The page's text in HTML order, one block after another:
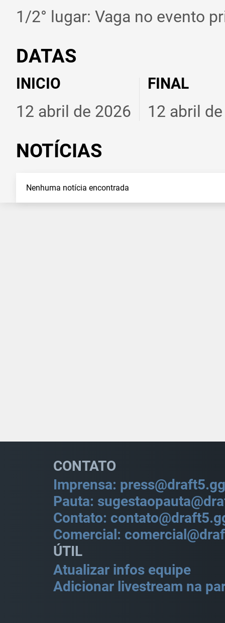
1/2° lugar: Vaga no evento
DATAS
INICIO
12 abril de 2026
FINAL
12 abril
NOTÍCIAS
Nenhuma notícia encontrada
CONTATO
Imprensa: press@draft5.gg
Pauta:
Contato:
Comercial:
ÚTIL
Atualizar infos equipe
Adicionar livestream na